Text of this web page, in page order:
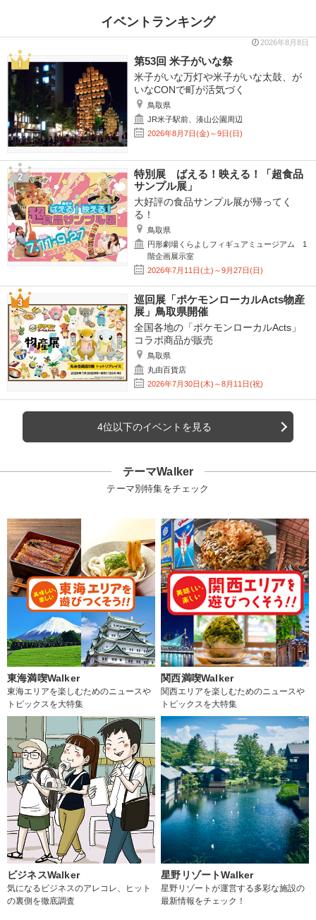
イベントランキング
2026年8月8日
第53回 米子がいな祭
米子がいな万灯や米子がいな太鼓、が
いなCONで町が活気づく
鳥取県
JR米子駅前、湊山公園周辺
2026年8月7日(金)～9日(日)
特別展 ばえる！映える！「超食品
サンプル展」
大好評の食品サンプル展が帰ってく
る！
鳥取県
円形劇場くらよしフィギュアミュージアム 1
階企画展示室
2026年7月11日(土)～9月27日(日)
巡回展「ポケモンローカルActs物産
展」鳥取県開催
全国各地の「ポケモンローカルActs」
コラボ商品が販売
鳥取県
丸由百貨店
2026年7月30日(木)～8月11日(祝)
4位以下のイベントを見る
テーマWalker
テーマ別特集をチェック
東海満喫Walker
東海エリアを楽しむためのニュースや
トピックスを大特集
関西満喫Walker
関西エリアを楽しむためのニュースや
トピックスを大特集
ビジネスWalker
気になるビジネスのアレコレ、ヒット
の裏側を徹底調査
星野リゾートWalker
星野リゾートが運営する多彩な施設の
最新情報をチェック！